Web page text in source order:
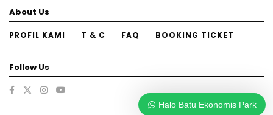
Halo Batu Ekonomis Park
About Us
PROFIL KAMI T & C FAQ BOOKING TICKET
Follow Us